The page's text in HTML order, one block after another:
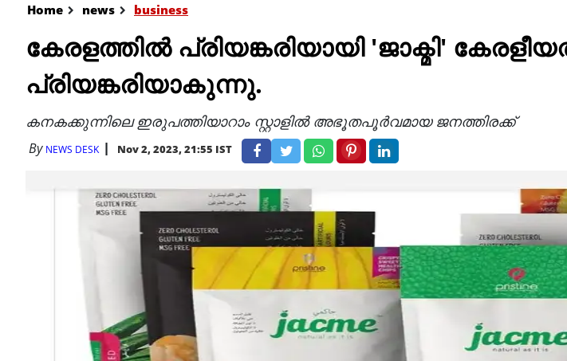
Home news business
കേരളത്തിൽ പ്രിയങ്കരിയായി 'ജാക്മി'
പ്രിയങ്കരിയാകുന്നു.
കനകക്കുന്നിലെ ഇരുപത്തിയാറാം സ്റ്റാളിൽ അഭൂതപൂർവമായ ജനത്തിരക്ക്
By NEWS DESK Nov 2, 2023, 21:55 IST